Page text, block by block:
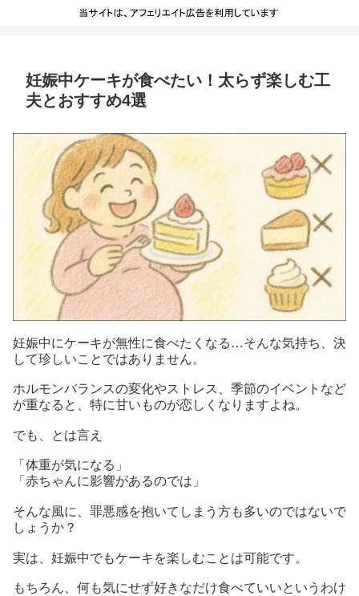
妊娠中ケーキが食べたい！太らず楽しむ工
夫とおすすめ4選
妊娠中にケーキが無性に食べたくなる…そんな気持ち、決
して珍しいことではありません。
ホルモンバランスの変化やストレス、季節のイベントなど
が重なると、特に甘いものが恋しくなりますよね。
でも、とは言え
「体重が気になる」
「赤ちゃんに影響があるのでは」
そんな風に、罪悪感を抱いてしまう方も多いのではないで
しょうか？
実は、妊娠中でもケーキを楽しむことは可能です。
もちろん、何も気にせず好きなだけ食べていいというわけ